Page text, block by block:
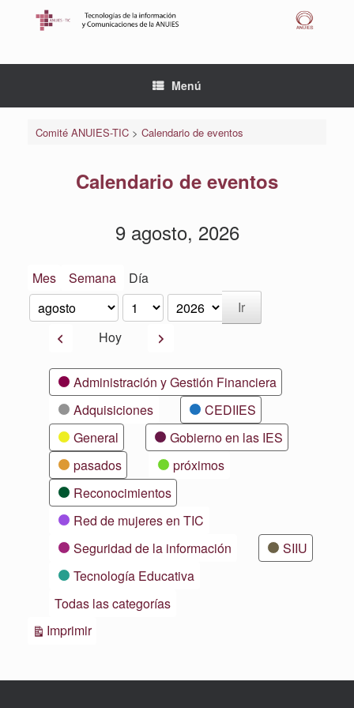
Menú
Comité ANUIES-TIC> Calendario de eventos
Calendario de eventos
9 agosto, 2026
Mes Semana Día
Mes
Día
Año
AnteriorHoy Siguiente
CategoríasAdministración y Gestión Financiera
Adquisiciones
CEDIIES
General
Gobierno en las IES
pasados
próximos
Reconocimientos
Red de mujeres en TIC
Seguridad de la información
SIIU
Tecnología Educativa
Todas las categorías
ImprimirVistas